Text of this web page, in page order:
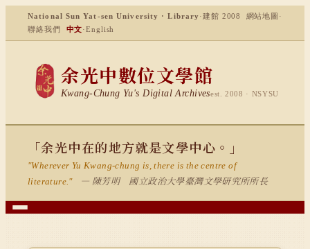
National Sun Yat-sen University · Library ·建館 2008 網站地圖 ·
聯絡我們
中文·English
余光中數位文學館
Kwang-Chung Yu's Digital Archivesest. 2008 · NSYSU
「余光中在的地方就是文學中心。」
"Wherever Yu Kwang-chung is, there is the centre of
literature."
— 陳芳明 國立政治大學臺灣文學研究所所長